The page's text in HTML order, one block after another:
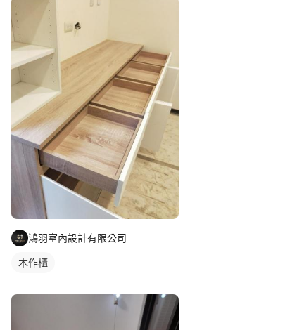
鴻羽室內設計有限公司
木作櫃